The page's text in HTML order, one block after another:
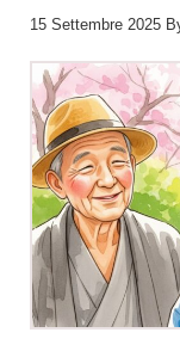
15 Settembre 2025